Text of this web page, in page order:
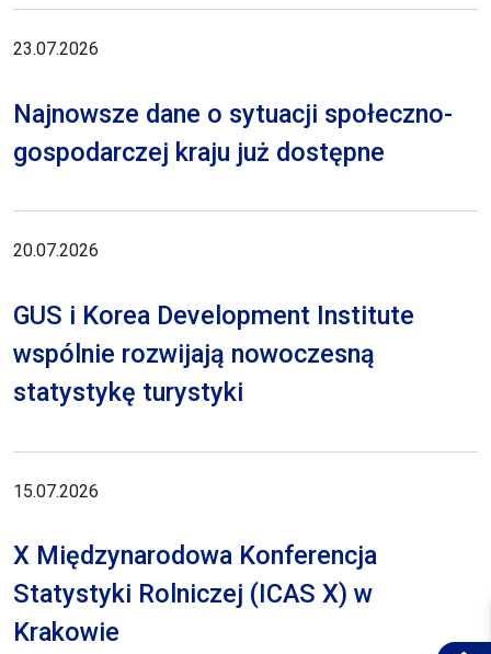
23.07.2026
Najnowsze dane o sytuacji społeczno-
gospodarczej kraju już dostępne
20.07.2026
GUS i Korea Development Institute
wspólnie rozwijają nowoczesną
statystykę turystyki
15.07.2026
X Międzynarodowa Konferencja
Statystyki Rolniczej (ICAS X) w
Krakowie